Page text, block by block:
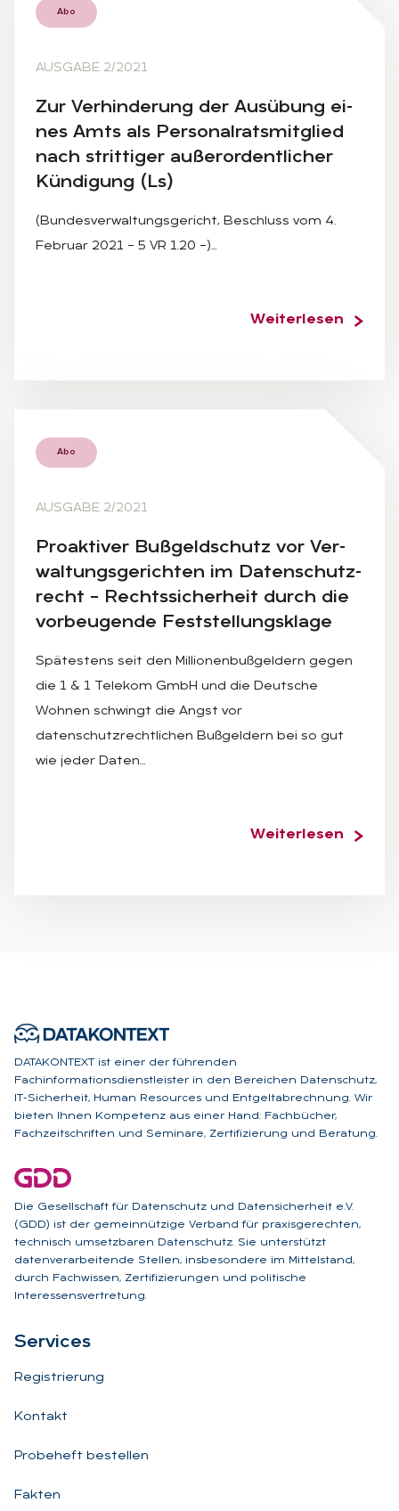
Abo
AUSGABE 2/2021
Zur Ver­hin­de­rung der Aus­übung ei­
nes Amts als Per­so­nal­rats­mit­glied
nach strit­ti­ger au­ßer­or­dent­li­cher
Kün­di­gung (Ls)
(Bundesverwaltungsgericht, Beschluss vom 4.
Februar 2021 – 5 VR 1.20 –)…
Weiterlesen
Abo
AUSGABE 2/2021
Pro­ak­ti­ver Buß­geld­schutz vor Ver­
wal­tungs­ge­rich­ten im Da­ten­schutz­
recht – Rechts­si­cher­heit durch die
vor­beu­gen­de Fest­stel­lungs­kla­ge
Spätestens seit den Millionenbußgeldern gegen
die 1 & 1 Telekom GmbH und die Deutsche
Wohnen schwingt die Angst vor
datenschutzrechtlichen Bußgeldern bei so gut
wie jeder Daten…
Weiterlesen
DATAKONTEXT ist einer der führenden
Fachinformationsdienstleister in den Bereichen Datenschutz,
IT-Sicherheit, Human Resources und Entgeltabrechnung. Wir
bieten Ihnen Kompetenz aus einer Hand: Fachbücher,
Fachzeitschriften und Seminare, Zertifizierung und Beratung.
Die Gesellschaft für Datenschutz und Datensicherheit e.V.
(GDD) ist der gemeinnützige Verband für praxisgerechten,
technisch umsetzbaren Datenschutz. Sie unterstützt
datenverarbeitende Stellen, insbesondere im Mittelstand,
durch Fachwissen, Zertifizierungen und politische
Interessensvertretung.
Ser­vices
Registrierung
Kontakt
Probeheft bestellen
Fakten